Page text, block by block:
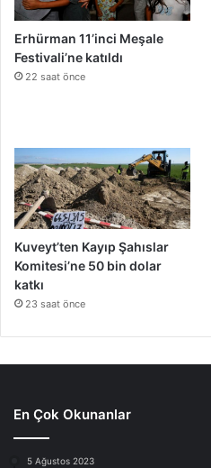
Erhürman 11’inci Meşale
Festivali’ne katıldı
22 saat önce
Kuveyt’ten Kayıp Şahıslar
Komitesi’ne 50 bin dolar
katkı
23 saat önce
En Çok Okunanlar
5 Ağustos 2023